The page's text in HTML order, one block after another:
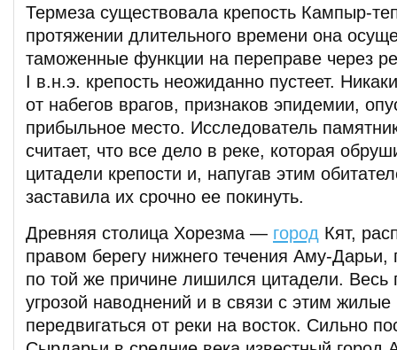
Термеза существовала крепость Кампыр-
протяжении длительного времени она
таможенные функции на переправе через
I в.н.э. крепость неожиданно пустеет.
от набегов врагов, признаков эпидемии,
прибыльное место. Исследователь
считает, что все дело в реке, которая
цитадели крепости и, напугав этим
заставила их срочно ее покинуть.
Древняя столица Хорезма — город Кят,
правом берегу нижнего течения Аму-
по той же причине лишился цитадели. Весь
угрозой наводнений и в связи с этим
передвигаться от реки на восток. Сильно